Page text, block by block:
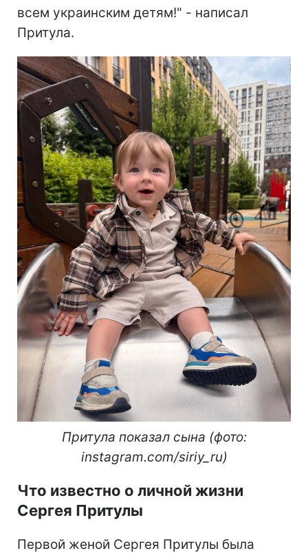
всем украинским детям!" - написал
Притула.
Притула показал сына (фото:
instagram.com/siriy_ru)
Что известно о личной жизни
Сергея Притулы
Первой женой Сергея Притулы была